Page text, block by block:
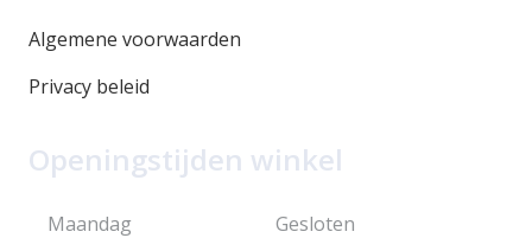
Algemene voorwaarden
Privacy beleid
Openingstijden winkel
Maandag Gesloten